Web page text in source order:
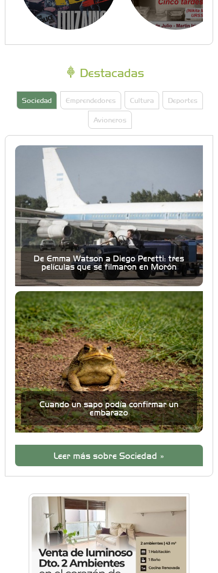
Destacadas
Sociedad Emprendedores Cultura Deportes
Avioneros
De Emma Watson a Diego Peretti: tres
películas que se filmaron en Morón
Cuando un sapo podía confirmar un
embarazo
Leer más sobre Sociedad »